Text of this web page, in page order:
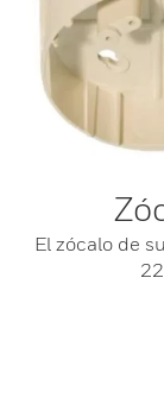
El zócalo de